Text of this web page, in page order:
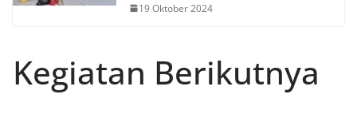
19 Oktober 2024
Kegiatan Berikutnya